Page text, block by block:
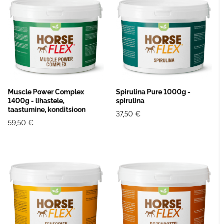
Muscle Power Complex
1400g - lihastele,
taastumine, konditsioon
59,50 €
Spirulina Pure 1000g -
spirulina
37,50 €